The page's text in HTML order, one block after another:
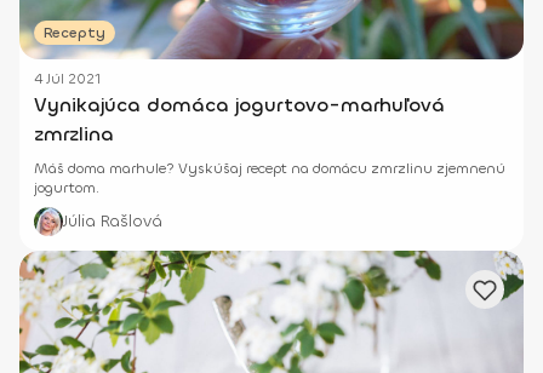
Recepty
4 Júl 2021
Vynikajúca domáca jogurtovo-marhuľová
zmrzlina
Máš doma marhule? Vyskúšaj recept na domácu zmrzlinu zjemnenú
jogurtom.
Júlia Rašlová